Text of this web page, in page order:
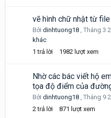
vẽ hình chữ nhật từ
Bởi dinhtuong18 , Tháng 3
khác
1 trả lời 1982 lượt xem
Nhờ các bác viết hộ
tọa độ điểm của
Bởi dinhtuong18 , Tháng 9
2 trả lời 871 lượt xem